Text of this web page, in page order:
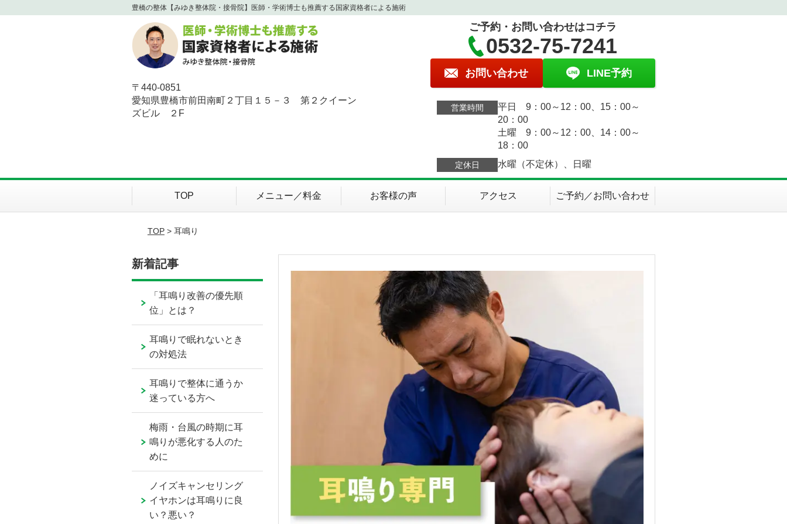
豊橋の整体【みゆき整体院・接骨院】医師・学術博士も推薦する国家資格者による施術
〒440-0851
愛知県豊橋市前田南町２丁目１５－３ 第２クイーン
ズビル ２F
ご予約・お問い合わせはコチラ
0532-75-7241
お問い合わせ LINE予約
営業時間
平日 9：00～12：00、15：00～
20：00
土曜 9：00～12：00、14：00～
18：00
定休日 水曜（不定休）、日曜
TOP メニュー／料金 お客様の声 アクセス ご予約／お問い合わせ
TOP> 耳鳴り
新着記事
「耳鳴り改善の優先順
位」とは？
耳鳴りで眠れないとき
の対処法
耳鳴りで整体に通うか
迷っている方へ
梅雨・台風の時期に耳
鳴りが悪化する人のた
めに
ノイズキャンセリング
イヤホンは耳鳴りに良
い？悪い？